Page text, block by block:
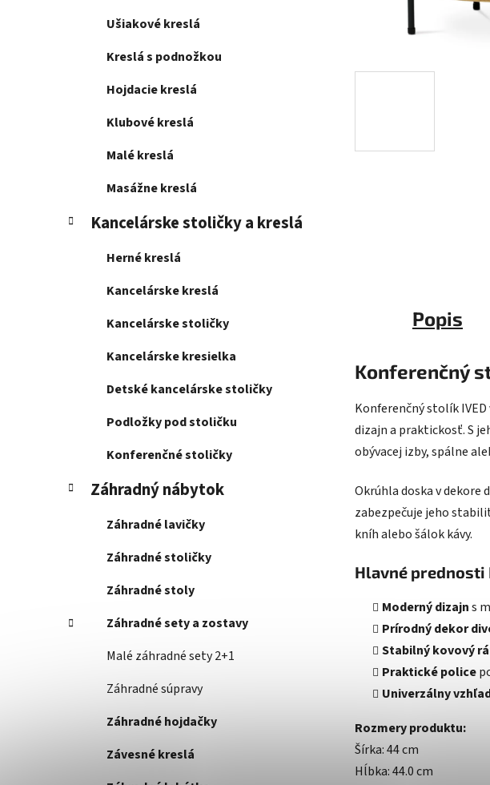
Ušiakové kreslá
Kreslá s podnožkou
Hojdacie kreslá
Klubové kreslá
Malé kreslá
Masážne kreslá
Kancelárske stoličky a kreslá
Herné kreslá
Kancelárske kreslá
Kancelárske stoličky
Kancelárske kresielka
Detské kancelárske stoličky
Podložky pod stoličku
Konferenčné stoličky
Záhradný nábytok
Záhradné lavičky
Záhradné stoličky
Záhradné stoly
Záhradné sety a zostavy
Malé záhradné sety 2+1
Záhradné súpravy
Záhradné hojdačky
Závesné kreslá
Popis
Konferenčný
Konferenčný stolík
dizajn a praktickosť. S
obývacej izby, spálne
Okrúhla doska v dekore
zabezpečuje jeho
kníh alebo šálok kávy.
Hlavné prednosti
Moderný dizajns
Prírodný dekor
Stabilný kovový
Praktické police
Univerzálny
Rozmery produktu:
Šírka: 44 cm
Hĺbka: 44.0 cm